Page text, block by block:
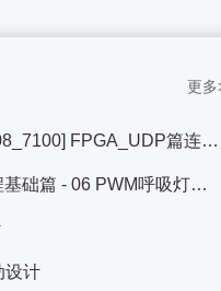
更多
[米联客-XILINX-H3_CZ08_7100] FPGA_UDP篇连载-0
米联客2022版FPGA课程基础篇 - 06 PWM呼吸灯实验
设计